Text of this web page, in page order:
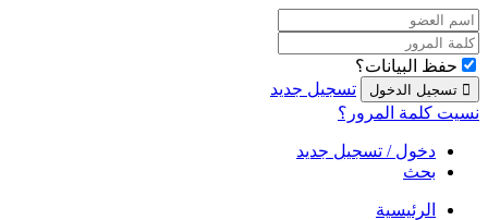
حفظ البيانات؟
تسجيل جديد
نسيت كلمة المرور؟
دخول / تسجيل جديد
بحث
الرئيسية